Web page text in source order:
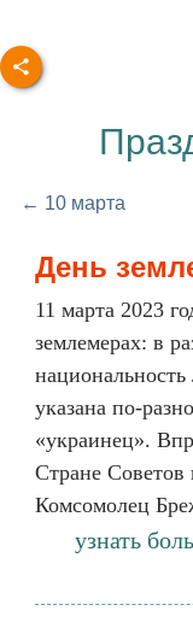
← 10 марта
День
11 марта 2023
землемерах: в
указана по-
«украинец».
Стране
Комсомолец
узнать